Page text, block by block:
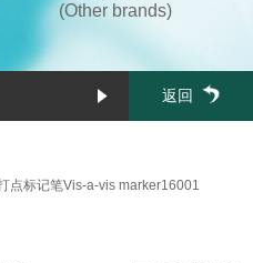
(Other brands)
返回